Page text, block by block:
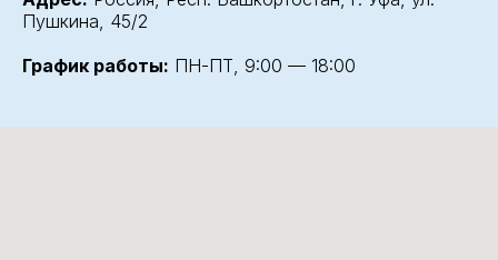
Пушкина, 45/2
График работы: ПН-ПТ, 9:00 — 18:00